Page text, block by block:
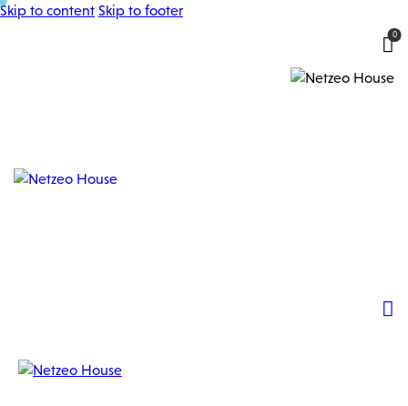
Skip to content Skip to footer
0